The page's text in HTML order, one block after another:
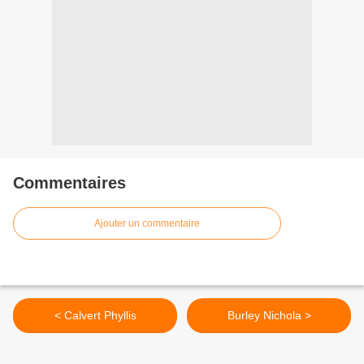
Commentaires
Ajouter un commentaire
< Calvert Phyllis Burley Nichola >